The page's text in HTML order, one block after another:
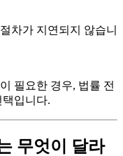
차가 지연되지 않습니
필요한 경우, 법률 전
입니다.
무엇이 달라